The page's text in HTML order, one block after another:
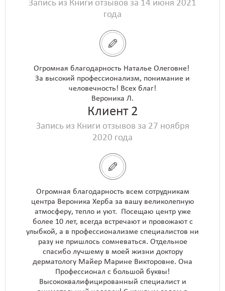
Запись из Книги отзывов за 14 июня 2021
года
Огромная благодарность Наталье Олеговне!
За высокий профессионализм, понимание и
человечность! Всех благ!
Вероника Л.
Клиент 2
Запись из Книги отзывов за 27 ноября
2020 года
Огромная благодарность всем сотрудникам
центра Вероника Херба за вашу великолепную
атмосферу, тепло и уют. Посещаю центр уже
более 10 лет, всегда встречают и провожают с
улыбкой, а в профессионализме специалистов ни
разу не пришлось сомневаться. Отдельное
спасибо лучшему в моей жизни доктору
дерматологу Майер Марине Викторовне. Она
Профессионал с большой буквы!
Высококвалифицированный специалист и